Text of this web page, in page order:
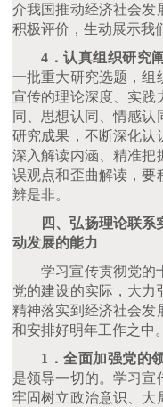
介我国推动经济社会发
积极评价，生动展示我
4．认真组织研究
一批重大研究选题，组
宣传的理论深度、实践
同、思想认同、情感
研究成果，不断深化认
深入解读内涵、精准把
误观点和歪曲解读，要
辨是非。
四、弘扬理论联系
动发展的能力
学习宣传贯彻党的
党的建设的实际，大力
精神落实到经济社会发
和安排好明年工作之中。
1．全面加强党的
是领导一切的。学习宣
牢固树立政治意识、大